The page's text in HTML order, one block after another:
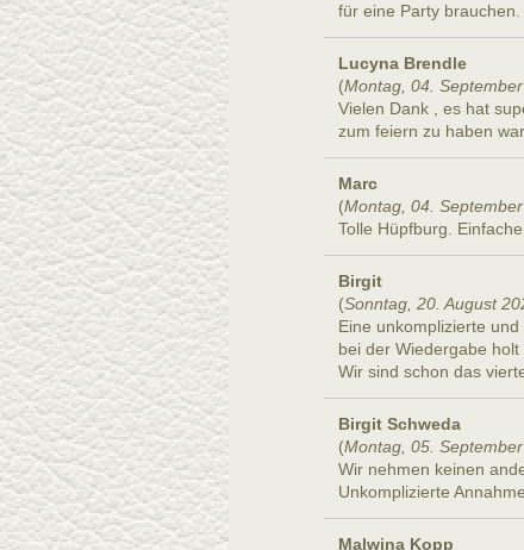
für eine Party
Lucyna Brendle
(Montag, 04.
Vielen Dank , es hat
zum feiern zu haben
Marc
(Montag, 04.
Tolle Hüpfburg.
Birgit
(Sonntag, 20. August
Eine unkomplizierte
bei der Wiedergabe
Wir sind schon das
Birgit Schweda
(Montag, 05.
Wir nehmen keinen
Unkomplizierte
Malwina Kopp